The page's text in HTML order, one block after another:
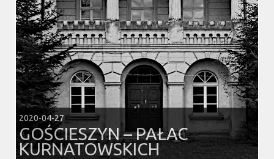
2020-04-27
GOŚCIESZYN – PAŁAC
KURNATOWSKICH